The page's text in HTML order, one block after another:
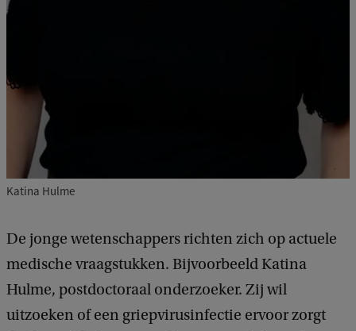
Katina Hulme
De jonge wetenschappers richten zich op actuele
medische vraagstukken. Bijvoorbeeld Katina
Hulme, postdoctoraal onderzoeker. Zij wil
uitzoeken of een griepvirusinfectie ervoor zorgt